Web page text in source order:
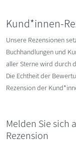
Kund*innen-
Unsere Rezensionen
Buchhandlungen und
aller Sterne wird durch
Die Echtheit der
Rezension der
Melden Sie sich
Rezension